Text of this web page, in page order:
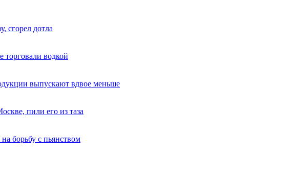
сгорел дотла
торговали водкой
выпускают вдвое меньше
пили его из таза
борьбу с пьянством